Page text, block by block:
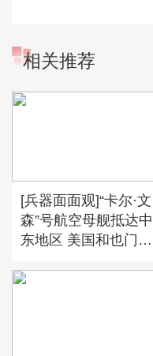
相关推荐
[兵器面面观]“卡尔·文
森”号航空母舰抵达中
东地区 美国和也门胡
级